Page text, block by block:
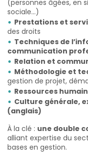
(personnes âgées, en
sociale…)
Prestations et
des droits
Techniques de
communication
Relation et
Méthodologie et
gestion de projet,
Ressources
Culture générale,
(anglais)
À la clé : une double
alliant expertise du
bases en gestion.